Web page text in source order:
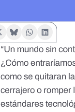
“Un mundo sin
¿Cómo
como se quitaran
cerrajero o romper
estándares